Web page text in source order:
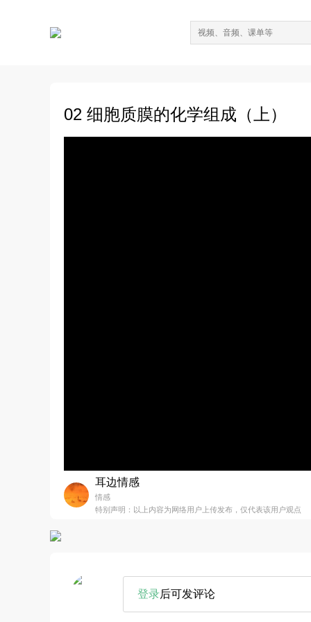
02 细胞质膜的化学组成（上）
耳边情感
情感
特别声明：以上内容为网络用户上传发布，仅代表该用户观点
登录后可发评论